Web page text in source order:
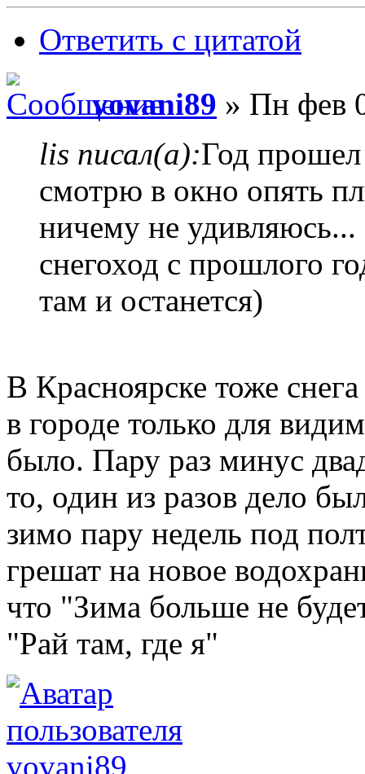
Ответить с цитатой
vovani89 » Пн фев
lis писал(а):Год
смотрю в окно опять
ничему не удивляюсь...
снегоход с прошлого
там и останется)
В Красноярске тоже
в городе только для
было. Пару раз минус
то, один из разов дело
зимо пару недель под
грешат на новое
что "Зима больше не
"Рай там, где я"
vovani89